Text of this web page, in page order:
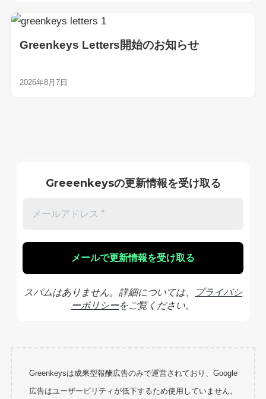
Greenkeys Letters開始のお知らせ
2026年8月7日
Greeenkeysの更新情報を受け取る
スパムはありません。詳細については、
プライバシ
ーポリシーをご覧ください。
Greenkeysは成果型報酬広告のみで運営されており、Google
広告はユーザービリティが低下するため使用していません。